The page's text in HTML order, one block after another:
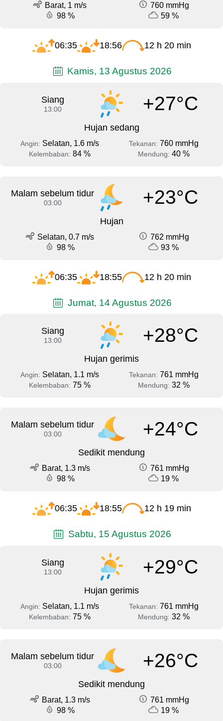
Barat, 1 m/s
760 mmHg
98 %
59 %
06:35 18:56 12 h 20 min
Kamis, 13 Agustus 2026
Siang
13:00 +27°C
Hujan sedang
Angin: Selatan, 1.6 m/s Tekanan: 760 mmHg
Kelembaban: 84 % Mendung: 40 %
Malam sebelum tidur
03:00 +23°C
Hujan
Selatan, 0.7 m/s
762 mmHg
98 %
93 %
06:35 18:55 12 h 20 min
Jumat, 14 Agustus 2026
Siang
13:00 +28°C
Hujan gerimis
Angin: Selatan, 1.1 m/s Tekanan: 761 mmHg
Kelembaban: 75 % Mendung: 32 %
Malam sebelum tidur
03:00 +24°C
Sedikit mendung
Barat, 1.3 m/s
761 mmHg
98 %
19 %
06:35 18:55 12 h 19 min
Sabtu, 15 Agustus 2026
Siang
13:00 +29°C
Hujan gerimis
Angin: Selatan, 1.1 m/s Tekanan: 761 mmHg
Kelembaban: 75 % Mendung: 32 %
Malam sebelum tidur
03:00 +26°C
Sedikit mendung
Barat, 1.3 m/s
761 mmHg
98 %
19 %